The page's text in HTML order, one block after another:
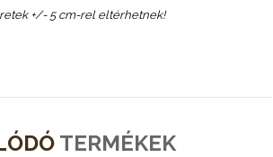
+/- 5 cm-rel eltérhetnek!
TERMÉKEK